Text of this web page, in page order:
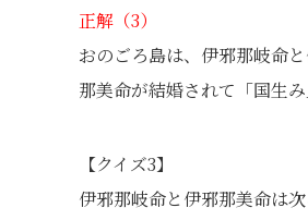
正解（3）
おのごろ島は、伊邪那岐命
那美命が結婚されて「国生
【クイズ3】
伊邪那岐命と伊邪那美命は